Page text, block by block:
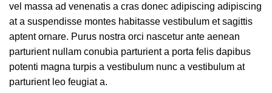
vel massa ad venenatis a cras donec adipiscing adipiscing
at a suspendisse montes habitasse vestibulum et sagittis
aptent ornare. Purus nostra orci nascetur ante aenean
parturient nullam conubia parturient a porta felis dapibus
potenti magna turpis a vestibulum nunc a vestibulum at
parturient leo feugiat a.